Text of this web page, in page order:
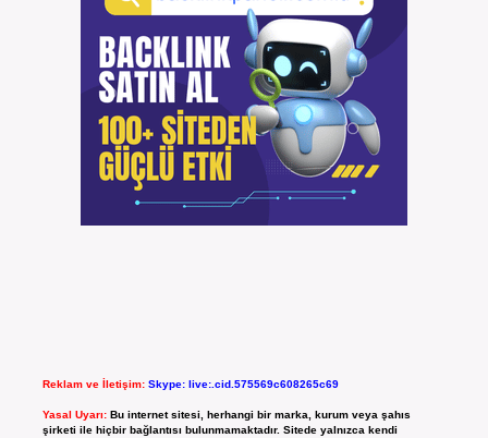
Reklam ve İletişim: Skype: live:.cid.575569c608265c69
Yasal Uyarı: Bu internet sitesi, herhangi bir marka, kurum veya şahıs
şirketi ile hiçbir bağlantısı bulunmamaktadır. Sitede yalnızca kendi